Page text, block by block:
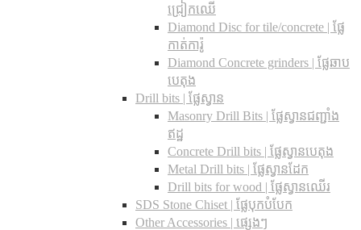
ជ្រៀកឈើ
Diamond Disc for tile/concrete​ | ផ្លែ
កាត់ការ៉ូ
Diamond Concrete grinders | ផ្លែឆាប
បេតុង
Drill bits |​ ផ្លែស្វាន
Masonry Drill Bits |​ ផ្លែស្វានជញ្ជាំង
ឥដ្ឋ
Concrete Drill bits |​ ផ្លែស្វានបេតុង
Metal Drill bits |​ ផ្លែស្វានដែក
Drill bits for wood |​ ផ្លែស្វានឈើរ
SDS Stone Chiset |​ ផ្លែបុកបំបែក
Other Accessories | ផ្សេងៗ